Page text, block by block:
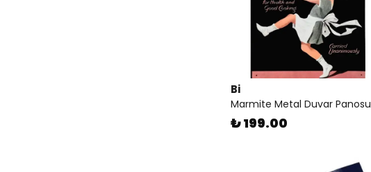
Bi
Marmite Metal Duvar Panosu
₺ 199.00